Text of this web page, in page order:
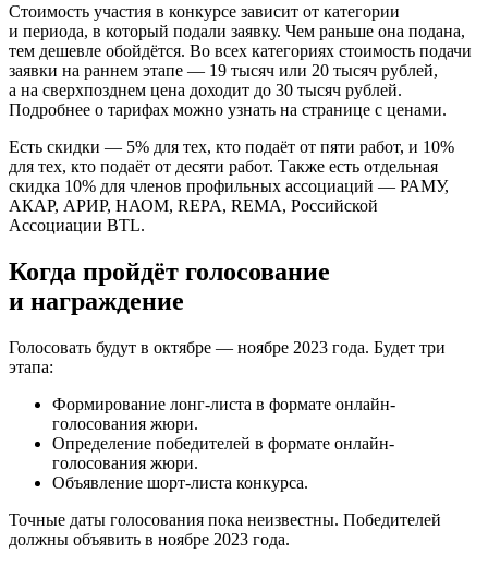
Стоимость участия в конкурсе зависит от категории
и периода, в который подали заявку. Чем раньше она подана,
тем дешевле обойдётся. Во всех категориях стоимость подачи
заявки на раннем этапе — 19 тысяч или 20 тысяч рублей,
а на сверхпозднем цена доходит до 30 тысяч рублей.
Подробнее о тарифах можно узнать на странице с ценами.
Есть скидки — 5% для тех, кто подаёт от пяти работ, и 10%
для тех, кто подаёт от десяти работ. Также есть отдельная
скидка 10% для членов профильных ассоциаций — РАМУ,
АКАР, АРИР, НАОМ, REPA, REMA, Российской
Ассоциации BTL.
Когда пройдёт голосование
и награждение
Голосовать будут в октябре — ноябре 2023 года. Будет три
этапа:
Формирование лонг-листа в формате онлайн-
голосования жюри.
Определение победителей в формате онлайн-
голосования жюри.
Объявление шорт-листа конкурса.
Точные даты голосования пока неизвестны. Победителей
должны объявить в ноябре 2023 года.